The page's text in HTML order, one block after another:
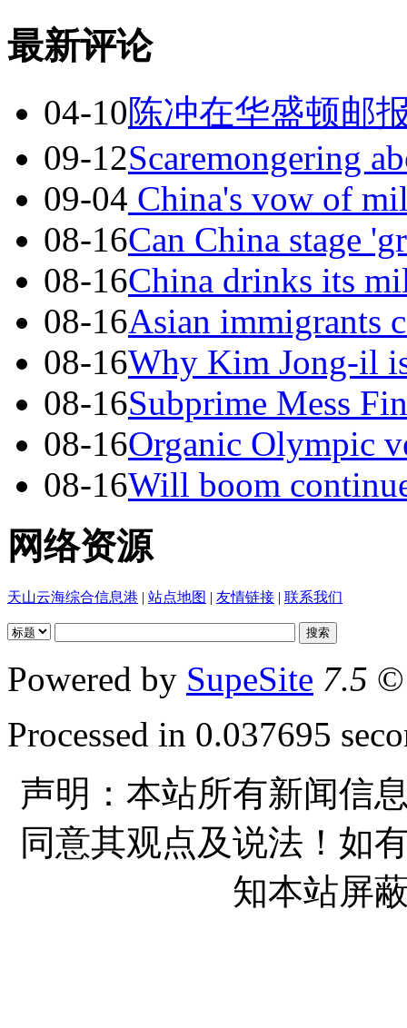
最新评论
04-10陈冲在华盛顿邮
09-12Scaremongering
09-04 China's vow of
08-16Can China stage
08-16China drinks its
08-16Asian immigrants
08-16Why Kim Jong-il
08-16Subprime Mess
08-16Organic Olympic
08-16Will boom
网络资源
天山云海综合信息港 | 站点地图 | 友情链接 | 联系我们
Powered by SupeSite 7.5 ©
Processed in 0.037695
声明：本站所有新闻信
同意其观点及说法！如
知本站屏